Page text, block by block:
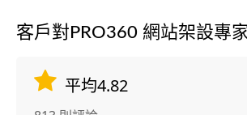
客戶對PRO360 網站架設專
平均4.82